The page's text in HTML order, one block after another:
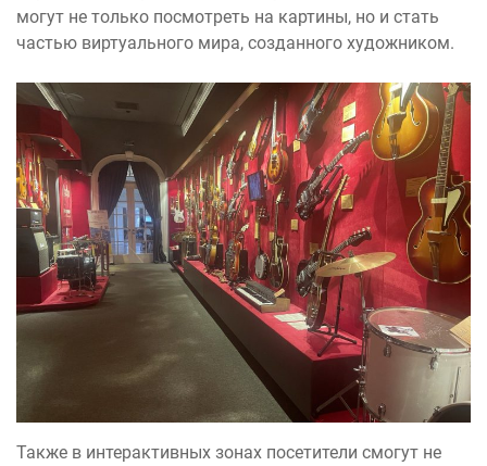
могут не только посмотреть на картины, но и стать
частью виртуального мира, созданного художником.
Также в интерактивных зонах посетители смогут не